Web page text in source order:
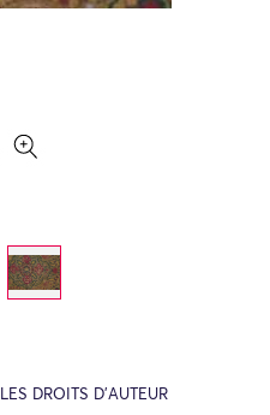
DROITS D’AUTEUR